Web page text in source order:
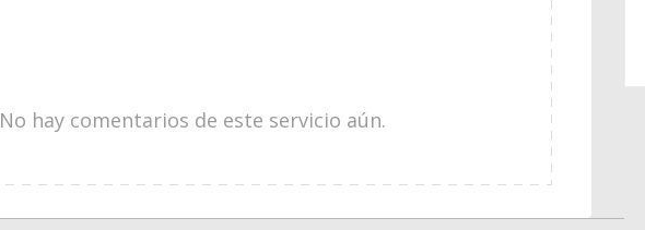
No hay comentarios de este servicio aún.